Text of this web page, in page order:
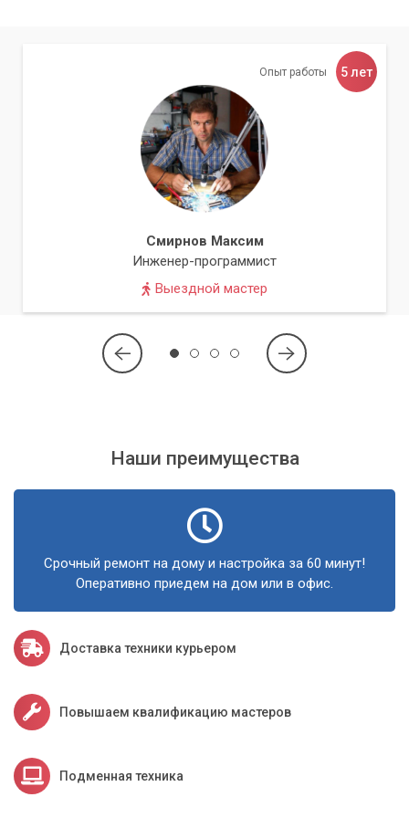
пыли. Пыль на ноутбуке может вызывать аллергические
реакции и проблемы со здоровьем. Регулярная чистка
позволит избежать этих неприятностей.
Поэтому, чистка ноутбука Samsung от пыли – это важный
этап в уходе за вашим устройством, который поможет вам
сохранить его в хорошем состоянии на протяжении всего
Вы можете сделать заявку на сайте компании
«Компьютерный Мастер», чтобы заказать
профессиональную чистку ноутбука Samsung от пыли.
Наши специалисты свяжутся с вами для уточнения
Опыт работы 5 лет
Смирнов Максим
Инженер-программист
Выездной мастер
Наши преимущества
Срочный ремонт на дому и настройка за 60 минут!
Оперативно приедем на дом или в офис.
Доставка техники курьером
Повышаем квалификацию мастеров
Подменная техника